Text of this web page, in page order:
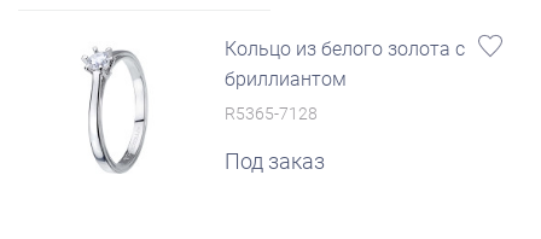
Кольцо из белого золота с
бриллиантом
R5365-7128
Под заказ